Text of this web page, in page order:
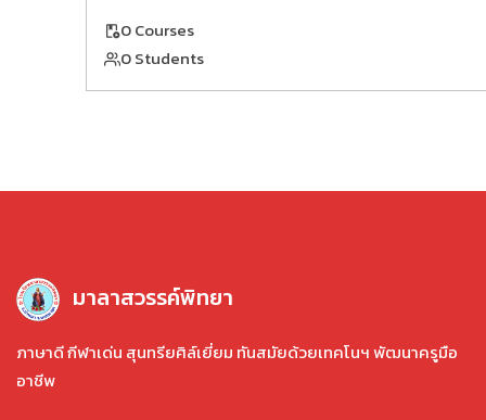
0 Courses
0 Students
มาลาสวรรค์พิทยา
ภาษาดี กีฬาเด่น สุนทรียศิล์เยี่ยม ทันสมัยด้วยเทคโนฯ พัฒนาครูมือ
อาชีพ